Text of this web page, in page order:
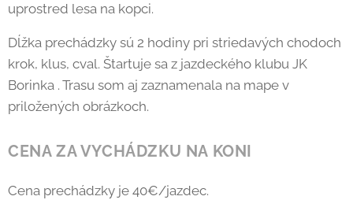
uprostred lesa na kopci.
Dĺžka prechádzky sú 2 hodiny pri striedavých chodoch
krok, klus, cval. Štartuje sa z jazdeckého klubu JK
Borinka . Trasu som aj zaznamenala na mape v
priložených obrázkoch.
CENA ZA VYCHÁDZKU NA KONI
Cena prechádzky je 40€/jazdec.